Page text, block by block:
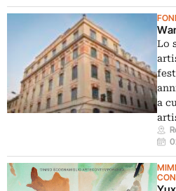
Lo
a